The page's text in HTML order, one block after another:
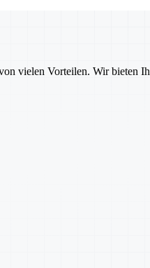
vielen Vorteilen. Wir bieten